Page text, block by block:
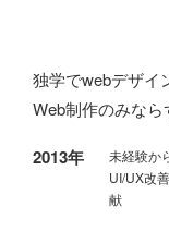
独学でwebデザイ
Web制作のみな
2013年
未経験か
UI/UX改
献